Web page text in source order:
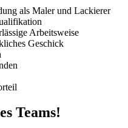
als Maler und Lackierer
Arbeitsweise
Geschick
Teams!